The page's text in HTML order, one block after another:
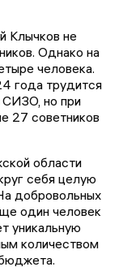
Клычков не
Однако на
человека.
года трудится
СИЗО, но при
27 советников
области
себя целую
добровольных
один человек
уникальную
количеством